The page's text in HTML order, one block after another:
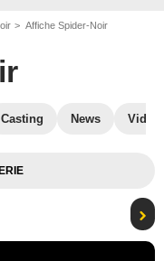
Affiche Spider-Noir
Casting News